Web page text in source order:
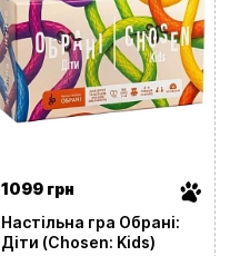
1099 грн
Настільна гра Обрані:
Діти (Chosen: Kids)